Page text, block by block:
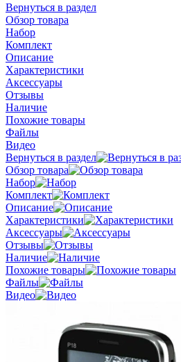
Вернуться в раздел
Обзор товара
Набор
Комплект
Описание
Характеристики
Аксессуары
Отзывы
Наличие
Похожие товары
Файлы
Видео
Вернуться в раздел
Обзор товара
Набор
Комплект
Описание
Характеристики
Аксессуары
Отзывы
Наличие
Похожие товары
Файлы
Видео